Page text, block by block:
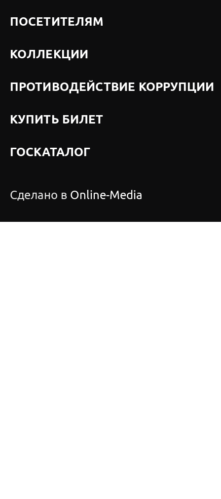
ПОСЕТИТЕЛЯМ
КОЛЛЕКЦИИ
ПРОТИВОДЕЙСТВИЕ КОРРУПЦИИ
КУПИТЬ БИЛЕТ
ГОСКАТАЛОГ
Сделано в Online-Media